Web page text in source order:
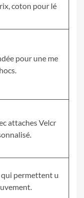
coton pour lé
pour une me
attaches Velcr
permettent u